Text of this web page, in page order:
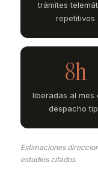
trámites
repetitivos
8h
liberadas al mes
despacho
Estimaciones
estudios citados.